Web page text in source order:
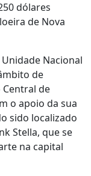
dólares
de Nova
Nacional
de
de
o apoio da sua
sido localizado
Stella, que se
na capital